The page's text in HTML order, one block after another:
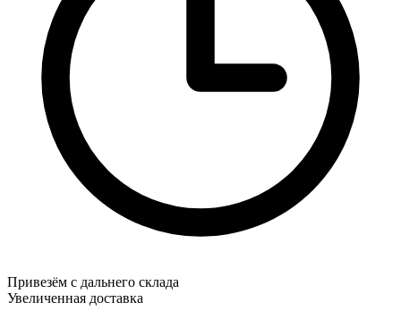
Привезём с дальнего склада
Увеличенная доставка